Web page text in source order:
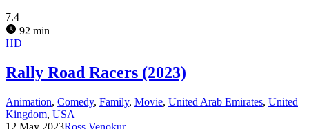
7.4
92 min
HD
Rally Road Racers (2023)
Animation, Comedy, Family, Movie, United Arab Emirates, United
Kingdom, USA
12 May 2023Ross Venokur